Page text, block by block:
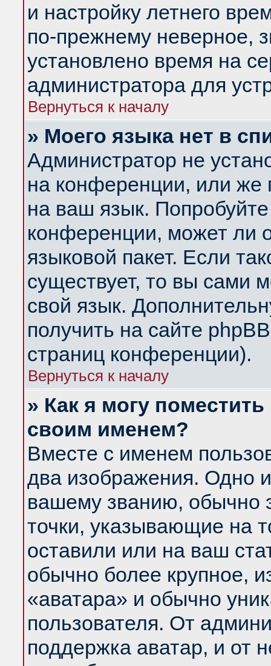
и настройку летнего
по-прежнему неверное,
установлено время на
администратора для
Вернуться к началу
» Моего языка нет в
Администратор не
на конференции, или же
на ваш язык.
конференции, может ли
языковой пакет. Если
существует, то вы сами
свой язык.
получить на сайте
страниц конференции).
Вернуться к началу
» Как я могу
своим именем?
Вместе с именем
два изображения. Одно
вашему званию, обычно
точки, указывающие на
оставили или на ваш
обычно более крупное,
«аватара» и обычно
пользователя. От
поддержка аватар, и от